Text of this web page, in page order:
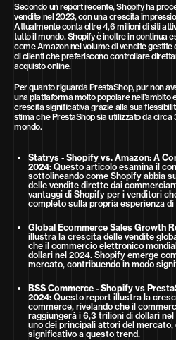
Secondo un report recente, Shopify ha
vendite nel 2023, con una crescita
Attualmente conta oltre 4,6 milioni di siti
tutto il mondo. Shopify è inoltre in continua
come Amazon nel volume di vendite
di clienti che preferiscono controllare
acquisto online.
Per quanto riguarda PrestaShop, pur non
una piattaforma molto popolare nell’ambito
crescita significativa grazie alla sua
stima che PrestaShop sia utilizzato da
mondo.
Statrys - Shopify vs. Amazon: A
2024: Questo articolo esamina il
sottolineando come Shopify abbia
delle vendite dirette dai
vantaggi di Shopify per i venditori
completo sulla propria esperienza di
Global Ecommerce Sales Growth
illustra la crescita delle vendite
che il commercio elettronico
dollari nel 2024. Shopify emerge
mercato, contribuendo in modo
BSS Commerce - Shopify vs
2024: Questo report illustra la
commerce, rivelando che il
raggiungerà i 6,3 trilioni di dollari
uno dei principali attori del mercato,
significativo a questo trend.